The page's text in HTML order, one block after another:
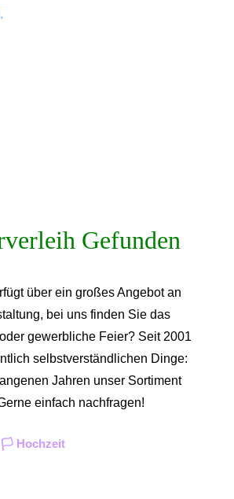
über ein großes Angebot an
bei uns finden Sie das
gewerbliche Feier? Seit 2001
selbstverständlichen Dinge:
Jahren unser Sortiment
einfach nachfragen!
🏳️ Hochzeit